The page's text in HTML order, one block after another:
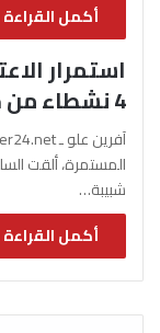
أكمل
استمرار
4 نشطاء من حزب المساواة
المستمرة، ألقت
شبيبة…
أكمل